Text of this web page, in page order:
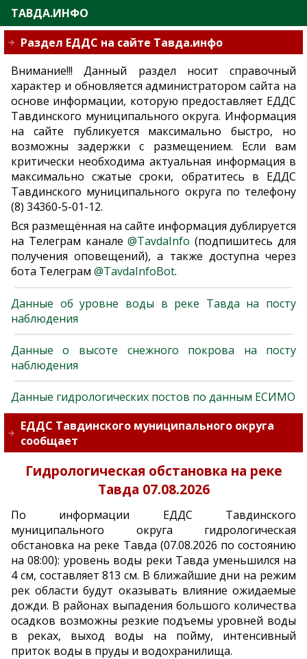
ТАВДА.ИНФО
Раздел ЕДДС на сайте Тавда.инфо
Внимание!!! Данный раздел носит справочный
характер и обновляется администратором сайта на
основе информации, которую предоставляет ЕДДС
Тавдинского муниципального округа. Информация
на сайте публикуется максимально быстро, но
возможны задержки с размещением. Если вам
критически необходима актуальная информация в
максимально сжатые сроки, обратитесь в ЕДДС
Тавдинского муниципального округа по телефону
(8) 34360-5-01-12.
Вся размещённая на сайте информация дублируется
на Телеграм канале@TavdaInfo (подпишитесь для
получения оповещений), а также доступна через
бота Телеграм @TavdaInfoBot.
Данные об уровне воды в реке Тавда на посту
наблюдения
Данные о высоте снежного покрова на посту
наблюдения
Данные гидрологических постов по данным ЕСИМО
ЕДДС Тавдинского муниципального округа
сообщает
Гидрологическая обстановка на реке
Тавда 07.08.2026
По информации ЕДДС Тавдинского
муниципального округа гидрологическая
обстановка на реке Тавда (07.08.2026 по состоянию
на 08:00): уровень воды реки Тавда уменьшился на
4 см, составляет 813 см. В ближайшие дни на режим
рек области будут оказывать влияние ожидаемые
дожди. В районах выпадения большого количества
осадков возможны резкие подъемы уровней воды
в реках, выход воды на пойму, интенсивный
приток воды в пруды и водохранилища.